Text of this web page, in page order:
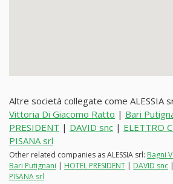
Altre società collegate come ALESSIA
Vittoria Di Giacomo Ratto | Bari
PRESIDENT | DAVID snc | ELETTRO
PISANA srl
Other related companies as ALESSIA srl: Bagni
Bari Putignani | HOTEL PRESIDENT | DAVID snc |
PISANA srl